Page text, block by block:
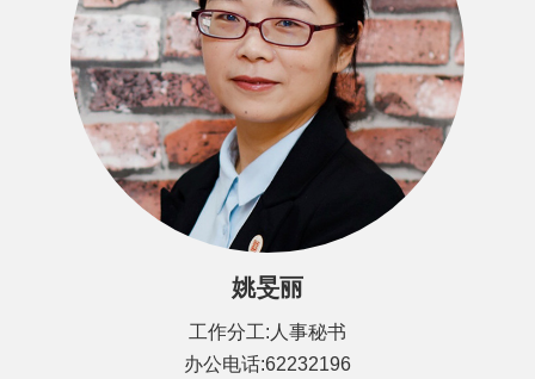
姚旻丽
工作分工:人事秘书
办公电话:62232196